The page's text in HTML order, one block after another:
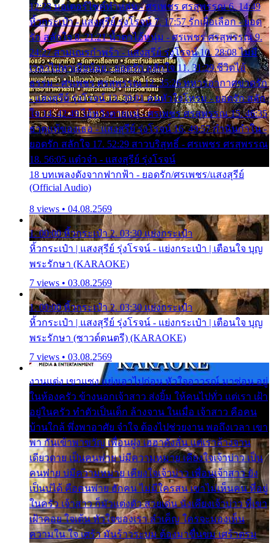
12:23 มอเตอร์ไซค์ทำหล่น - ศรเพชร ศรสุพรรณ 6. 14:49
หิ้วกระเป๋า - แสงสุรีย์ รุ่งโรจน์ 7. 17:57 รักเผื่อเลือก - ยอด
รัก สลักใจ 8. 21:21 น้ำตาไอ้หนุ่ม - ศรเพชร ศรสุพรรณ 9.
24:27 สามเณรกำพร้า - แสงสุรีย์ รุ่งโรจน์ 10. 28:08 ไม่มี
เวลาไปหาเมียน้อย - ยอดรัก สลักใจ 11. 31:29 ชีวิตไอ้
ธรรม - ศรเพชร ศรสุพรรณ 12. 35:26 ทหารอากาศขาดรัก
- แสงสุรีย์ รุ่งโรจน์ 13. 39:01 คนหัวใจโทรม - ยอดรัก สลัก
ใจ 14. 42:49 ไอ้หวังตายแน่ - ศรเพชร ศรสุพรรณ 15. 46:35
ธาตุแท้ของเธอ - แสงสุรีย์ รุ่งโรจน์ 16. 49:57 กำนันกำใน -
ยอดรัก สลักใจ 17. 52:29 สาวบริสุทธิ์ - ศรเพชร ศรสุพรรณ
18. 56:05 แต๋วจ๋า - แสงสุรีย์ รุ่งโรจน์
18 บทเพลงดังจากฟากฟ้า - ยอดรัก/ศรเพชร/แสงสุรีย์
(Official Audio)
8 views • 04.08.2569
1. 00:00 หิ้วกระเป๋า 2. 03:30 แย่งกระเป๋า
หิ้วกระเป๋า | แสงสุรีย์ รุ่งโรจน์ - แย่งกระเป๋า | เตือนใจ บุญ
พระรักษา (KARAOKE)
7 views • 03.08.2569
1. 00:00 หิ้วกระเป๋า 2. 03:30 แย่งกระเป๋า
หิ้วกระเป๋า | แสงสุรีย์ รุ่งโรจน์ - แย่งกระเป๋า | เตือนใจ บุญ
พระรักษา (ซาวด์ดนตรี) (KARAOKE)
7 views • 03.08.2569
งานแต่ง เขาแซง แย่งเอาไปก่อน หัวใจอาวรณ์ มาซ่อน อยู่
ในห้องครัว ข้างนอกเจ้าสาว ส่งยิ้ม ให้คนไปทั่ว แต่เรา เฝ้า
อยู่ในครัว ทำตัวเป็นเด็ก ล้างจาน ในเมื่อ เจ้าสาว คือคน
บ้านใกล้ พึ่งพาอาศัย จำใจ ต้องไปช่วยงาน พอถึงเวลา เขา
พา กันเข้าพาขวัญ เพื่อนฝูง เฮฮาดังลั่น แต่เราล้างจาน
เดียวดาย เป็นคนพ่าย บ่มีความหมาย เคียงใจเจ้าบ่าว เป็น
คนพ่าย บ่มีความหมาย เคียงใจเจ้าบ่าว เพื่อนเจ้าสาว ยัง
เป็นบ่ได้ คือคนพ่าย ฮักคน ไม่มีใครสน เขาไม่เห็นคน ที่อยู่
ในครัว เจ้าสาว ก็มัวแต่งตัว สวยเด่น นั่งเคียงเจ้าบ่าว ที่เขา
เฝ้าคอย ใจเต้น หัวใจของเรา ลำเค็ญ ใครจะมองเห็น
ความใน ใจ เศร้า มันร้าวระบม ต้องมาขื่นขม เศร้าตรม